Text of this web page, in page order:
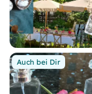
Auch bei Dir